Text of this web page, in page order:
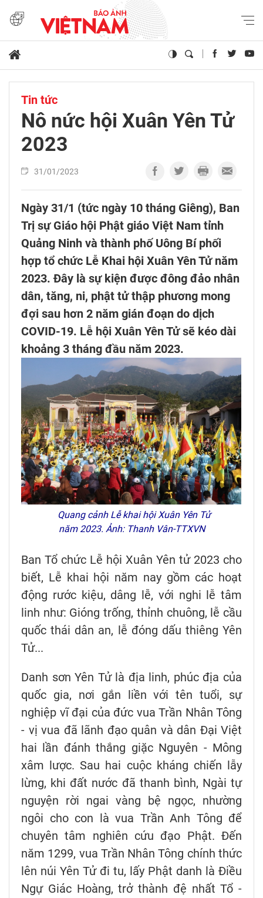
Tin tức
Nô nức hội Xuân Yên Tử
2023
31/01/2023
Ngày 31/1 (tức ngày 10 tháng Giêng), Ban
Trị sự Giáo hội Phật giáo Việt Nam tỉnh
Quảng Ninh và thành phố Uông Bí phối
hợp tổ chức Lễ Khai hội Xuân Yên Tử năm
2023. Đây là sự kiện được đông đảo nhân
dân, tăng, ni, phật tử thập phương mong
đợi sau hơn 2 năm gián đoạn do dịch
COVID-19. Lễ hội Xuân Yên Tử sẽ kéo dài
khoảng 3 tháng đầu năm 2023.
Quang cảnh Lễ khai hội Xuân Yên Tử
năm 2023. Ảnh: Thanh Vân-TTXVN
Ban Tổ chức Lễ hội Xuân Yên tử 2023 cho
biết, Lễ khai hội năm nay gồm các hoạt
động rước kiệu, dâng lễ, với nghi lễ tâm
linh như: Gióng trống, thỉnh chuông, lễ cầu
quốc thái dân an, lễ đóng dấu thiêng Yên
Tử...
Danh sơn Yên Tử là địa linh, phúc địa của
quốc gia, nơi gắn liền với tên tuổi, sự
nghiệp vĩ đại của đức vua Trần Nhân Tông
- vị vua đã lãnh đạo quân và dân Đại Việt
hai lần đánh thắng giặc Nguyên - Mông
xâm lược. Sau hai cuộc kháng chiến lẫy
lừng, khi đất nước đã thanh bình, Ngài tự
nguyện rời ngai vàng bệ ngọc, nhường
ngôi cho con là vua Trần Anh Tông để
chuyên tâm nghiên cứu đạo Phật. Đến
năm 1299, vua Trần Nhân Tông chính thức
lên núi Yên Tử đi tu, lấy Phật danh là Điều
Ngự Giác Hoàng, trở thành đệ nhất Tổ -